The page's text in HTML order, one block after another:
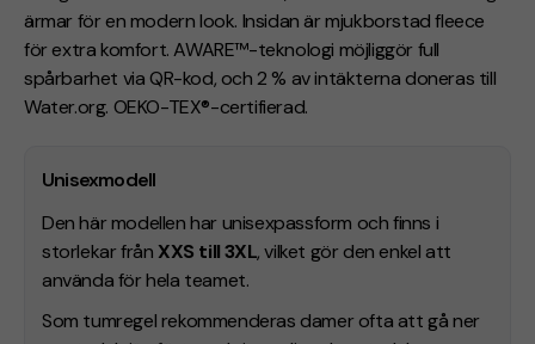
ärmar för en modern look. Insidan är mjukborstad fleece
för extra komfort. AWARE™-teknologi möjliggör full
spårbarhet via QR-kod, och 2 % av intäkterna doneras till
Water.org. OEKO-TEX®-certifierad.
Unisexmodell
Den här modellen har unisexpassform och finns i
storlekar från XXS till 3XL, vilket gör den enkel att
använda för hela teamet.
Som tumregel rekommenderas damer ofta att gå ner